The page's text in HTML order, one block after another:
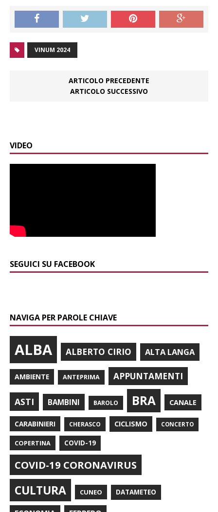
VINUM 2024
ARTICOLO PRECEDENTE
ARTICOLO SUCCESSIVO
VIDEO
SEGUICI SU FACEBOOK
NAVIGA PER PAROLE CHIAVE
ALBA ALBERTO CIRIO ALTA LANGA
AMBIENTE ANTEPRIMA APPUNTAMENTI
ASTI BAMBINI BAROLO BRA CANALE
CARABINIERI CHERASCO CICLISMO CONCERTO
COPERTINA COVID-19
COVID-19 CORONAVIRUS
CULTURA CUNEO DATAMETEO